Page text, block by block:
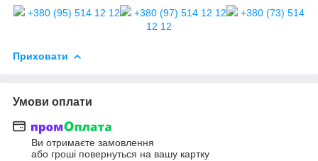
+380 (95) 514 12 12
+380 (97) 514 12 12
+380 (73) 514
12 12
Приховати
Умови оплати
Ви отримаєте замовлення
або гроші повернуться на вашу картку